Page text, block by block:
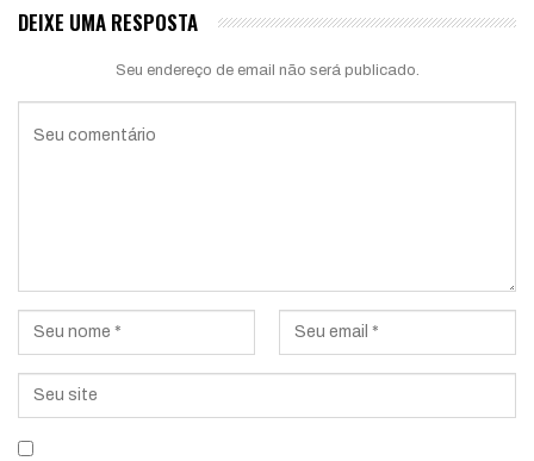
DEIXE UMA RESPOSTA
Seu endereço de email não será publicado.